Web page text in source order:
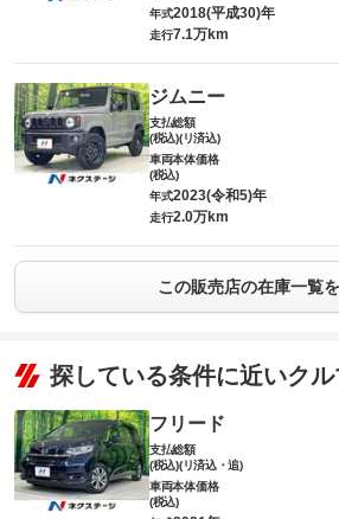
年式2018(平成30)年
走行7.1万km
ジムニー
支払総額
(税込)(リ済込)
車両本体価格
(税込)
年式2023(令和5)年
走行2.0万km
この販売店の在庫一覧
探している条件に近いクル
フリード
支払総額
(税込)(リ済込・追)
車両本体価格
(税込)